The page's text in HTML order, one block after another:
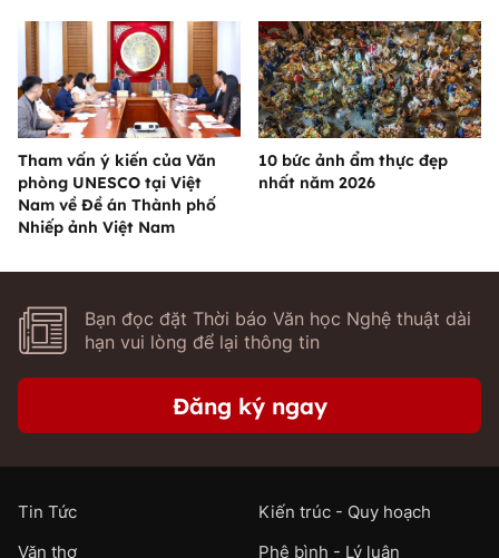
Tham vấn ý kiến của Văn
phòng UNESCO tại Việt
Nam về Đề án Thành phố
Nhiếp ảnh Việt Nam
10 bức ảnh ẩm thực đẹp
nhất năm 2026
Bạn đọc đặt Thời báo Văn học Nghệ thuật dài
hạn vui lòng để lại thông tin
Đăng ký ngay
Tin Tức
Kiến trúc - Quy hoạch
Văn thơ
Phê bình - Lý luận